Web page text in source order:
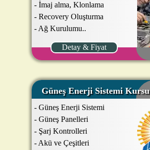
- İmaj alma, Klonlama
- Recovery Oluşturma
- Ağ Kurulumu..
Detay & Fiyat
Güneş Enerji Sistemi Kursu
- Güneş Enerji Sistemi
- Güneş Panelleri
- Şarj Kontrolleri
- Akü ve Çeşitleri